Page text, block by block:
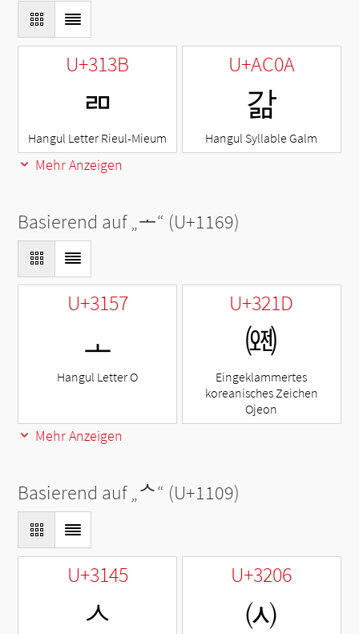
U+313B
ㄻ
Hangul Letter Rieul-Mieum
U+AC0A
갊
Hangul Syllable Galm
Mehr Anzeigen
Basierend auf „ᅩ“ (U+1169)
U+3157
ㅗ
Hangul Letter O
U+321D
㈝
Eingeklammertes
koreanisches Zeichen
Ojeon
Mehr Anzeigen
Basierend auf „ᄉ“ (U+1109)
U+3145
ㅅ
U+3206
㈆